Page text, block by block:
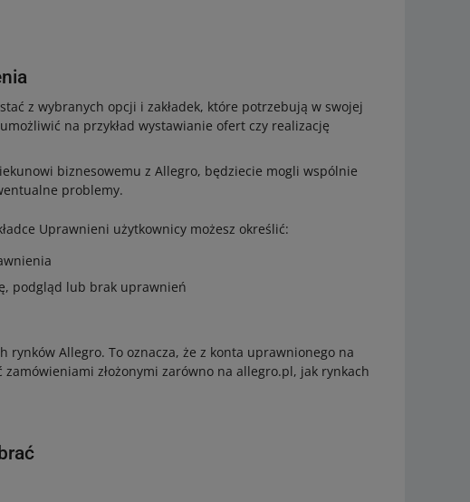
z wybranych opcji i zakładek, które potrzebują w swojej
na przykład wystawianie ofert czy realizację
biznesowemu z Allegro, będziecie mogli wspólnie
problemy.
Uprawnieni użytkownicy możesz określić:
podgląd lub brak uprawnień
rynków Allegro. To oznacza, że z konta uprawnionego na
zamówieniami złożonymi zarówno na allegro.pl, jak rynkach